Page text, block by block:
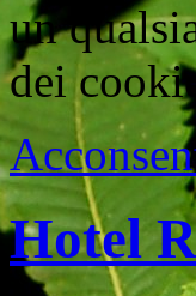
un
dei
Hotel